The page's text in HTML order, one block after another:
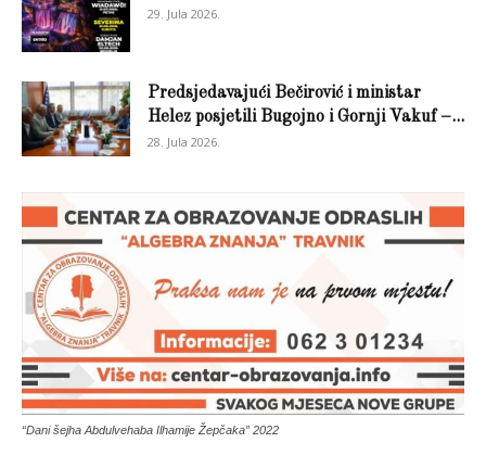
29. Jula 2026.
Predsjedavajući Bečirović i ministar
Helez posjetili Bugojno i Gornji Vakuf –...
28. Jula 2026.
“Dani šejha Abdulvehaba Ilhamije Žepčaka” 2022